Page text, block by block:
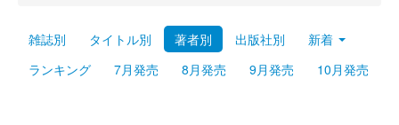
Myシェルフ
プレミアム
雑誌別 タイトル別 著者別 出版社別
新着
ランキング
7月発売 8月発売 9月発売 10月発売